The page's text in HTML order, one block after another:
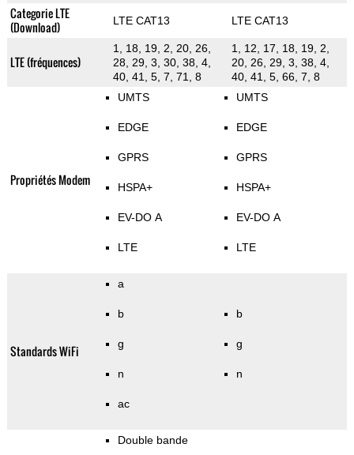
Categorie LTE
(Download)
LTE CAT13 LTE CAT13
LTE (fréquences)
1, 18, 19, 2, 20, 26,
28, 29, 3, 30, 38, 4,
40, 41, 5, 7, 71, 8
1, 12, 17, 18, 19, 2,
20, 26, 29, 3, 38, 4,
40, 41, 5, 66, 7, 8
Propriétés Modem
UMTS
EDGE
GPRS
HSPA+
EV-DO A
LTE
UMTS
EDGE
GPRS
HSPA+
EV-DO A
LTE
Standards WiFi
a
b
g
n
ac
b
g
n
Double bande